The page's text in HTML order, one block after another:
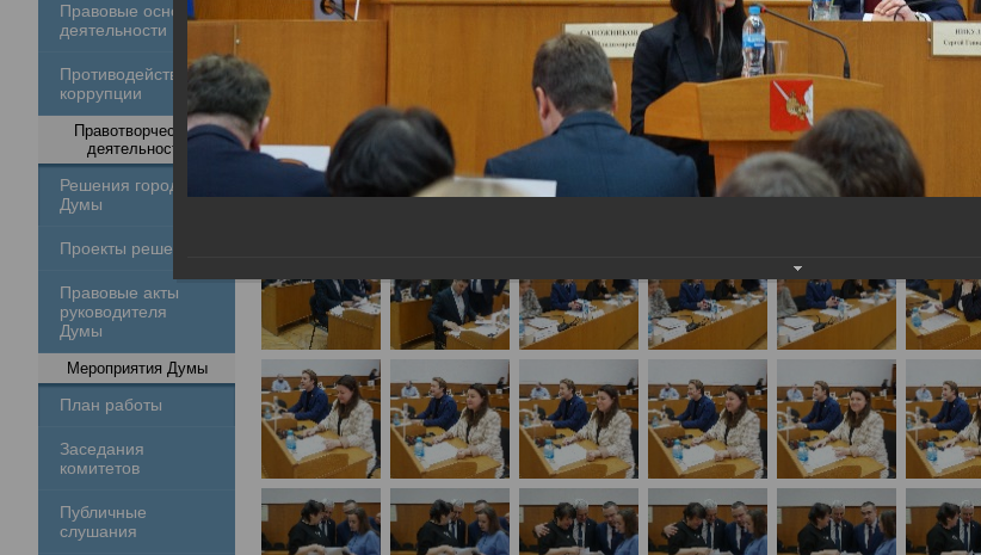
Правовые основы
деятельности
Противодействие
коррупции
Правотворческая
деятельность
Решения городской
Думы
Проекты решений
Правовые акты
руководителя
Думы
Мероприятия Думы
План работы
Заседания
комитетов
Публичные
слушания